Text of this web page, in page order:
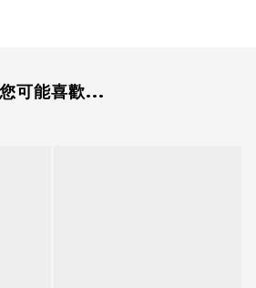
您可能喜歡...